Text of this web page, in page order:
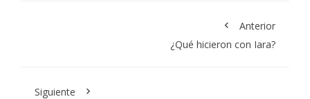
Anterior
¿Qué hicieron con Iara?
Siguiente